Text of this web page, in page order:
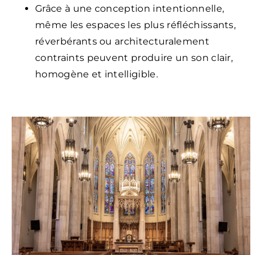
Grâce à une conception intentionnelle,
même les espaces les plus réfléchissants,
réverbérants ou architecturalement
contraints peuvent produire un son clair,
homogène et intelligible.